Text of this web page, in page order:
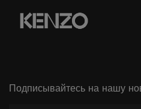
Подписывайтесь на нашу